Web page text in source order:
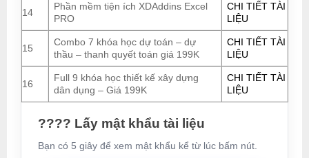
14
Phần mềm tiện ích XDAddins Excel
PRO
CHI TIẾT TÀI
LIỆU
15
Combo 7 khóa học dự toán – dự
thầu – thanh quyết toán giá 199K
CHI TIẾT TÀI
LIỆU
16
Full 9 khóa học thiết kế xây dựng
dân dụng – Giá 199K
CHI TIẾT TÀI
LIỆU
???? Lấy mật khẩu tài liệu
Bạn có 5 giây để xem mật khẩu kể từ lúc bấm nút.